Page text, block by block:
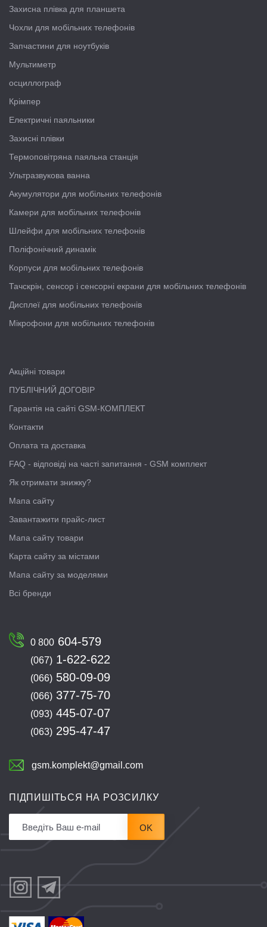
Захисна плівка для планшета
Чохли для мобільних телефонів
Запчастини для ноутбуків
Мультиметр
осциллограф
Крімпер
Електричні паяльники
Захисні плівки
Термоповітряна паяльна станція
Ультразвукова ванна
Акумулятори для мобільних телефонів
Камери для мобільних телефонів
Шлейфи для мобільних телефонів
Поліфонічний динамік
Корпуси для мобільних телефонів
Тачскрін, сенсор і сенсорні екрани для мобільних телефонів
Дисплеї для мобільних телефонів
Мікрофони для мобільних телефонів
Акційні товари
ПУБЛІЧНИЙ ДОГОВІР
Гарантія на сайті GSM-КОМПЛЕКТ
Контакти
Оплата та доставка
FAQ - відповіді на часті запитання - GSM комплект
Як отримати знижку?
Мапа сайту
Завантажити прайс-лист
Мапа сайту товари
Карта сайту за містами
Мапа сайту за моделями
Всі бренди
0 800 604-579
(067) 1-622-622
(066) 580-09-09
(066) 377-75-70
(093) 445-07-07
(063) 295-47-47
gsm.komplekt@gmail.com
ПІДПИШІТЬСЯ НА РОЗСИЛКУ
OK